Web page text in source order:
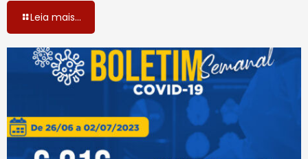
Leia mais...